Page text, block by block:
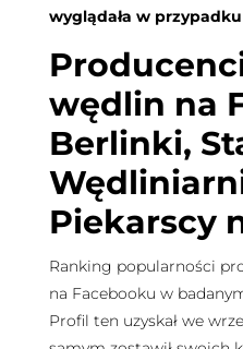
wyglądała w
wędlin na
Berlinki,
Piekarscy
Ranking popularności
na Facebooku w
Profil ten uzyskał we